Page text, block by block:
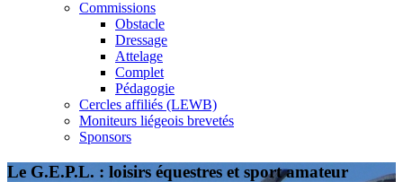
Commissions
Obstacle
Dressage
Attelage
Complet
Pédagogie
Cercles affiliés (LEWB)
Moniteurs liégeois brevetés
Sponsors
Le G.E.P.L. : loisirs équestres et sport amateur